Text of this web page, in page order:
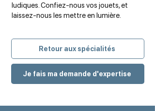
ludiques. Confiez-nous vos jouets, et
laissez-nous les mettre en lumière.
Retour aux spécialités
Je fais ma demande d'expertise